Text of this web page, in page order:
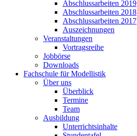
Abschlussarbeiten 2019
Abschlussarbeiten 2018
Abschlussarbeiten 2017
Auszeichnungen
Veranstaltungen
Vortragsreihe
Jobbörse
Downloads
Fachschule für Modellistik
Über uns
Überblick
Termine
Team
Ausbildung
Unterrichtsinhalte